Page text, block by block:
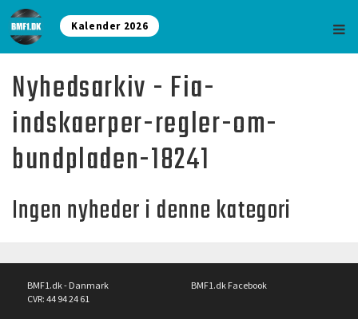
Kalender 2026
Nyhedsarkiv - Fia-
indskaerper-regler-om-
bundpladen-18241
Ingen nyheder i denne kategori
BMF1.dk - Danmark
CVR: 44 94 24 61
BMF1.dk Facebook